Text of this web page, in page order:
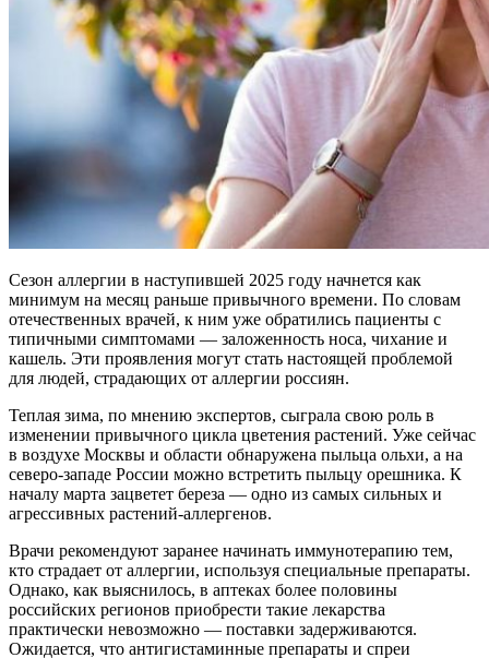
Сезон аллергии в наступившей 2025 году начнется как
минимум на месяц раньше привычного времени. По словам
отечественных врачей, к ним уже обратились пациенты с
типичными симптомами — заложенность носа, чихание и
кашель. Эти проявления могут стать настоящей проблемой
для людей, страдающих от аллергии россиян.
Теплая зима, по мнению экспертов, сыграла свою роль в
изменении привычного цикла цветения растений. Уже сейчас
в воздухе Москвы и области обнаружена пыльца ольхи, а на
северо-западе России можно встретить пыльцу орешника. К
началу марта зацветет береза — одно из самых сильных и
агрессивных растений-аллергенов.
Врачи рекомендуют заранее начинать иммунотерапию тем,
кто страдает от аллергии, используя специальные препараты.
Однако, как выяснилось, в аптеках более половины
российских регионов приобрести такие лекарства
практически невозможно — поставки задерживаются.
Ожидается, что антигистаминные препараты и спреи